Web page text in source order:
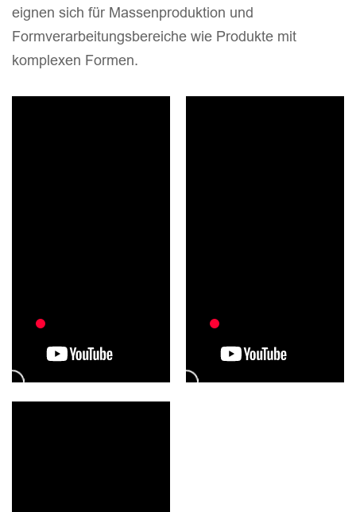
eignen sich für Massenproduktion und
Formverarbeitungsbereiche wie Produkte mit
komplexen Formen.